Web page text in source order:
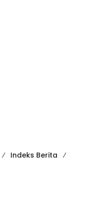
Indeks Berita